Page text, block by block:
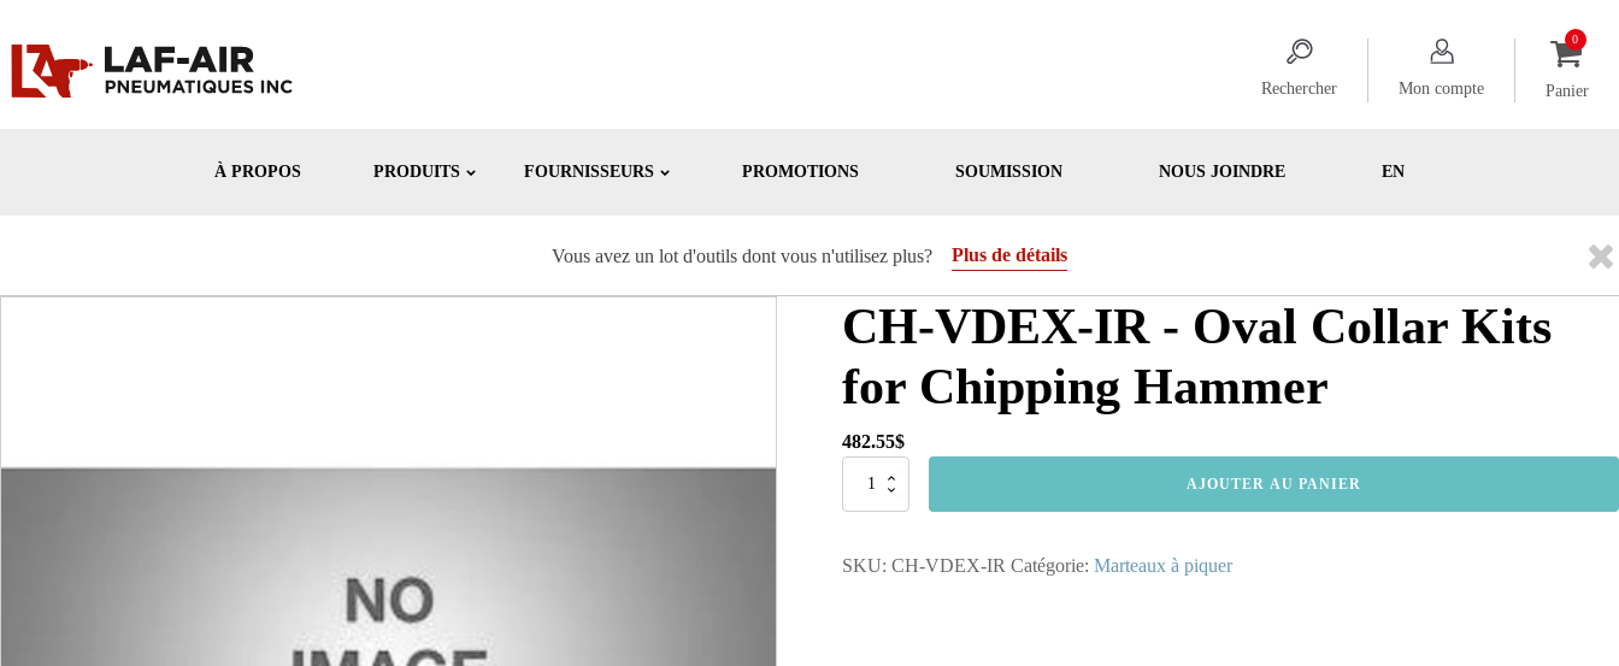
Rechercher Mon compte Panier
À PROPOS PRODUITS FOURNISSEURS PROMOTIONS SOUMISSION NOUS JOINDRE EN
Vous avez un lot d'outils dont vous n'utilisez plus? Plus de détails
CH-VDEX-IR - Oval Collar Kits
for Chipping Hammer
482.55$
quantité
IR
AJOUTER AU PANIER
SKU: CH-VDEX-IR Catégorie: Marteaux à piquer